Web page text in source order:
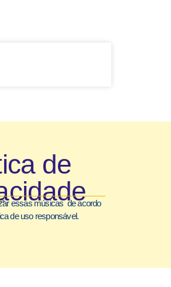
de
essas músicas de acordo
de uso responsável.